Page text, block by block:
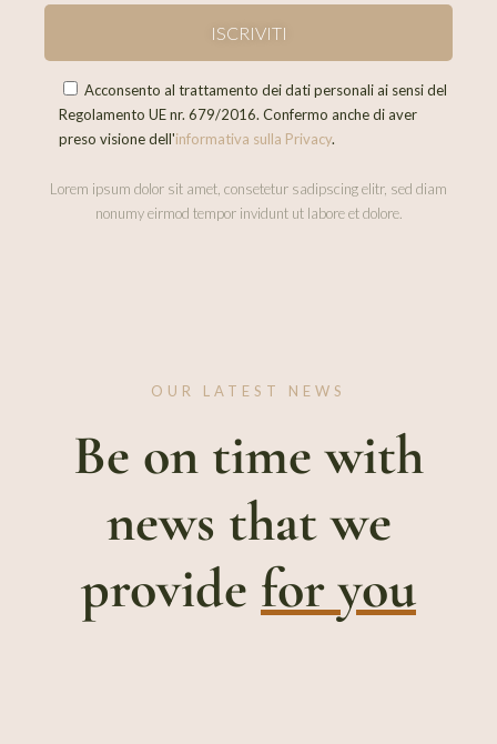
Acconsento al trattamento dei dati personali ai sensi del
Regolamento UE nr. 679/2016. Confermo anche di aver
preso visione dell'informativa sulla Privacy.
Lorem ipsum dolor sit amet, consetetur sadipscing elitr, sed diam
nonumy eirmod tempor invidunt ut labore et dolore.
OUR LATEST NEWS
Be on time with
news that we
provide for you